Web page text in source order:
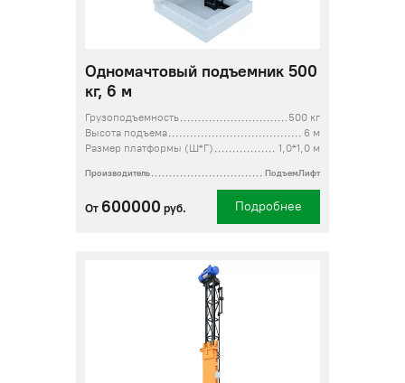
Одномачтовый подъемник 500
кг, 6 м
Грузоподъемность
500 кг
Высота подъема
6 м
Размер платформы (Ш*Г)
1,0*1,0 м
Производитель ПодъемЛифт
От 600000 руб. Подробнее